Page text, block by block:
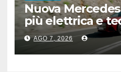
Nuova
più elettrica e
AGO 7, 2026